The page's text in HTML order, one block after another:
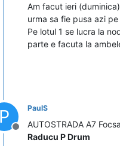
Am facut ieri
urma sa fie pusa azi
Pe lotul 1 se lucra la
parte e facuta la
P
Deconectat
PaulS
AUTOSTRADA A7
Raducu P Drum